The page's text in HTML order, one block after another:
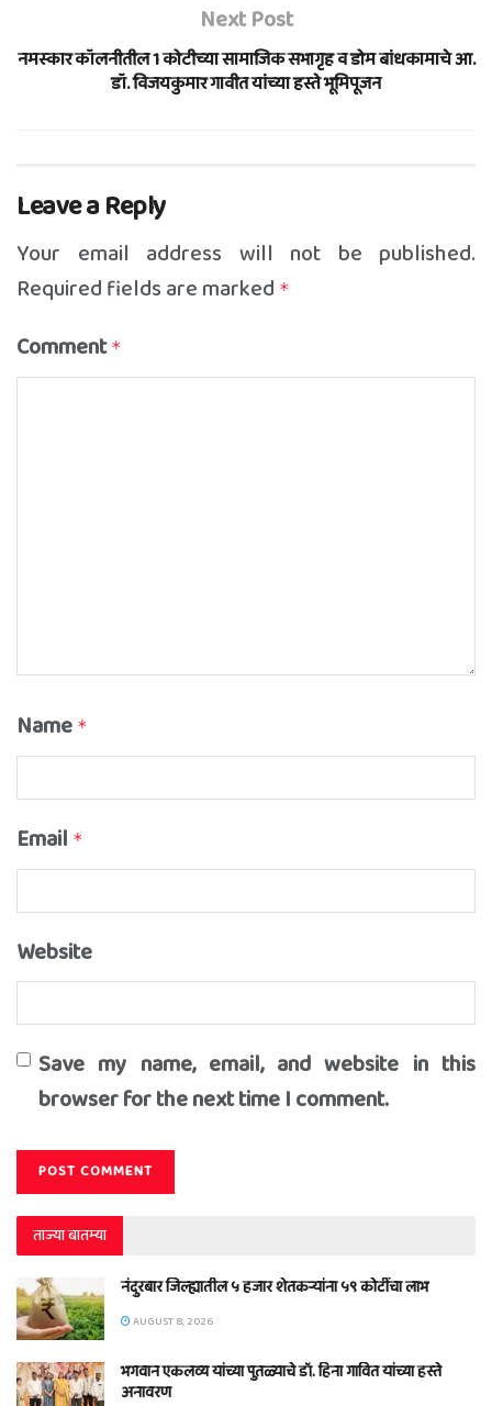
Next Post
नमस्कार कॉलनीतील 1 कोटीच्या सामाजिक सभागृह व डोम बांधकामाचे आ.
डॉ. विजयकुमार गावीत यांच्या हस्ते भूमिपूजन
Leave a Reply
Your email address will not be published.
Required fields are marked *
Comment *
Name *
Email *
Website
Save my name, email, and website in this
browser for the next time I comment.
ताज्या बातम्या
नंदुरबार जिल्ह्यातील ५ हजार शेतकऱ्यांना ५९ कोटींचा लाभ
AUGUST 8, 2026
भगवान एकलव्य यांच्या पुतळ्याचे डॉ. हिना गावित यांच्या हस्ते
अनावरण